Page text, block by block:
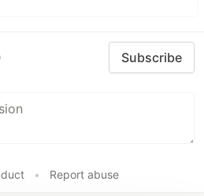
Subscribe
• Report abuse